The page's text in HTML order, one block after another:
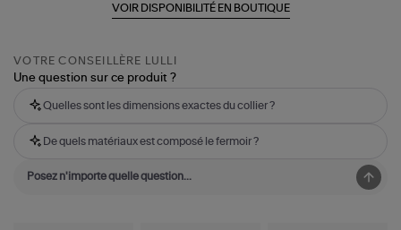
VOIR DISPONIBILITÉ EN BOUTIQUE
VOTRE CONSEILLÈRE LULLI
Une question sur ce produit ?
Quelles sont les dimensions exactes du collier ?
De quels matériaux est composé le fermoir ?